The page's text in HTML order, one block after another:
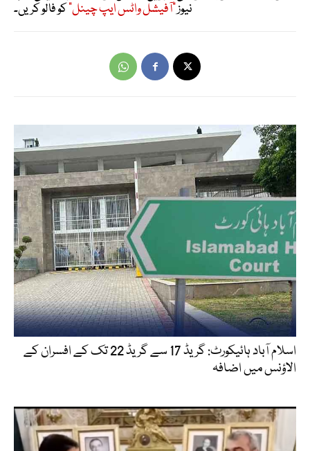
نیوز"آفیشل واٹس ایپ چینل"کو فالو کریں۔
اسلام آباد ہائیکورٹ: گریڈ 17 سے گریڈ 22 تک کے افسران کے
الاؤنس میں اضافہ